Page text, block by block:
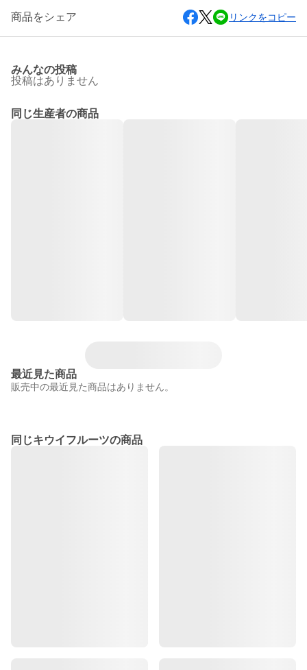
商品をシェア リンクをコピー
みんなの投稿
投稿はありません
同じ生産者の商品
最近見た商品
販売中の最近見た商品はありません。
同じキウイフルーツの商品